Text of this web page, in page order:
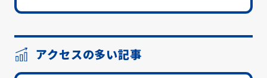
アクセスの多い記事